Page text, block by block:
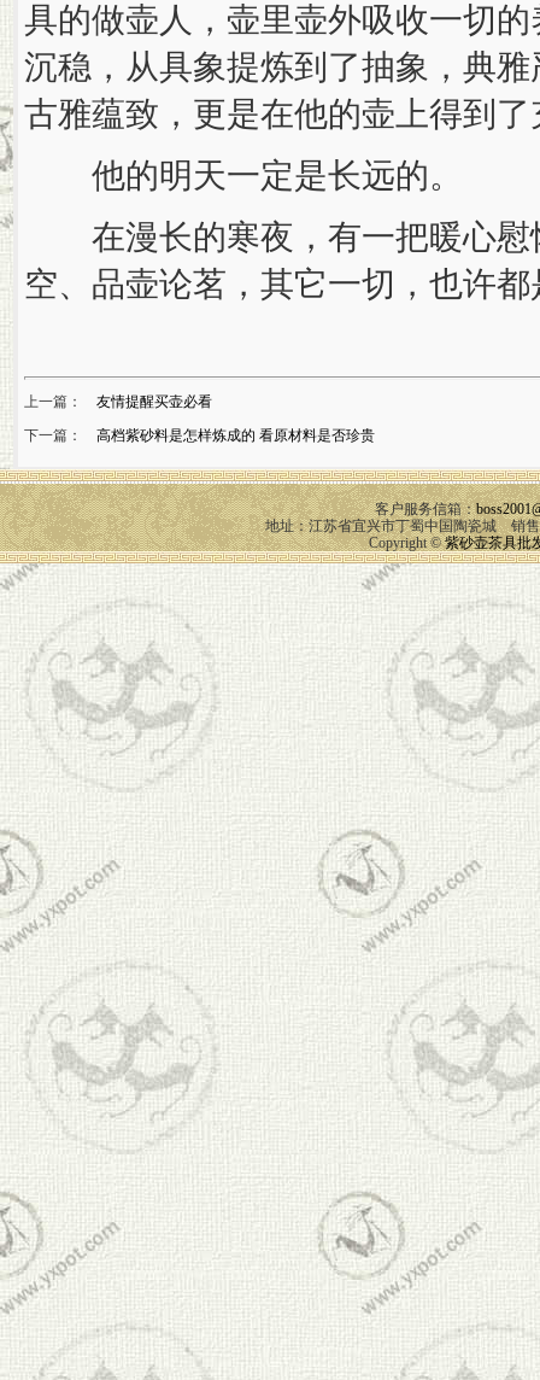
具的做壶人，壶里壶外吸收一切
沉稳，从具象提炼到了抽象，典
古雅蕴致，更是在他的壶上得到
他的明天一定是长远的。
在漫长的寒夜，有一把暖心慰
空、品壶论茗，其它一切，也许
上一篇： 友情提醒买壶必看
下一篇： 高档紫砂料是怎样炼成的 看原材料是否珍贵
客户服务信箱：
地址：江苏省宜兴市丁蜀中国陶瓷城 销
Copyright ©紫砂壶茶具批